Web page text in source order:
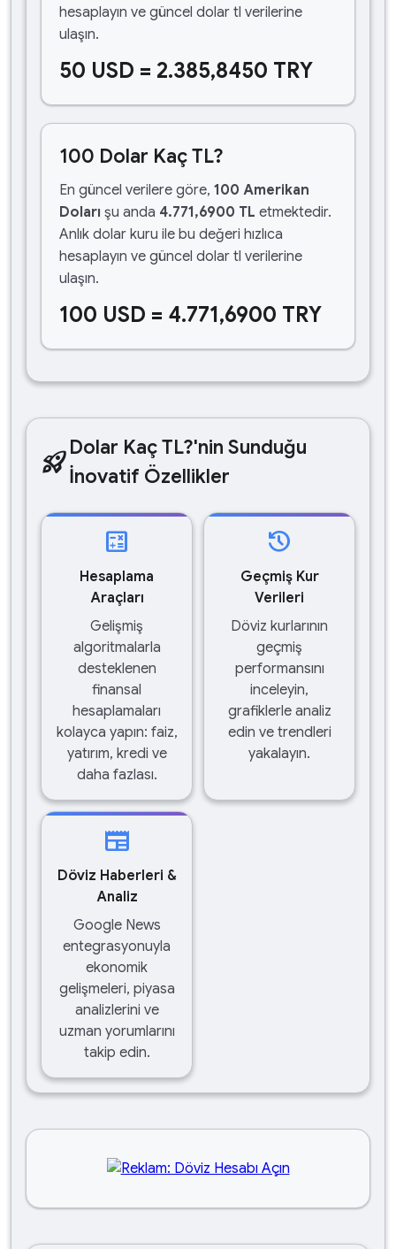
hesaplayın ve güncel dolar tl verilerine
ulaşın.
50 USD = 2.385,8450 TRY
100 Dolar Kaç TL?
En güncel verilere göre, 100 Amerikan
Doları şu anda 4.771,6900 TL etmektedir.
Anlık dolar kuru ile bu değeri hızlıca
hesaplayın ve güncel dolar tl verilerine
ulaşın.
100 USD = 4.771,6900 TRY
rocket_launchDolar Kaç TL?'nin Sunduğu
İnovatif Özellikler
calculate
Hesaplama
Araçları
Gelişmiş
algoritmalarla
desteklenen
finansal
hesaplamaları
kolayca yapın: faiz,
yatırım, kredi ve
daha fazlası.
history
Geçmiş Kur
Verileri
Döviz kurlarının
geçmiş
performansını
inceleyin,
grafiklerle analiz
edin ve trendleri
yakalayın.
newspaper
Döviz Haberleri &
Analiz
Google News
entegrasyonuyla
ekonomik
gelişmeleri, piyasa
analizlerini ve
uzman yorumlarını
takip edin.